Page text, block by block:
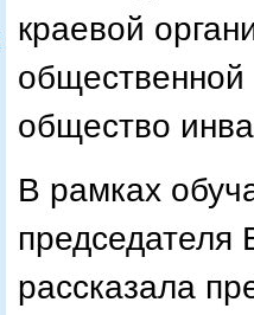
краевой
общественной
общество
В рамках
рассказала